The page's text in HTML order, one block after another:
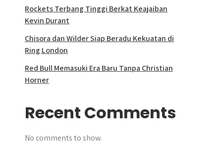
Rockets Terbang Tinggi Berkat Keajaiban
Kevin Durant
Chisora dan Wilder Siap Beradu Kekuatan di
Ring London
Red Bull Memasuki Era Baru Tanpa Christian
Horner
Recent Comments
No comments to show.